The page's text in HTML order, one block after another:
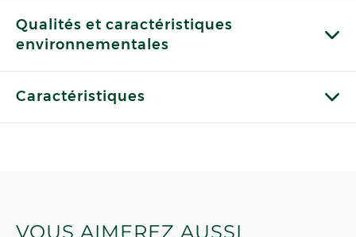
Qualités et caractéristiques
environnementales
Caractéristiques
VOUS AIMEREZ AUSSI